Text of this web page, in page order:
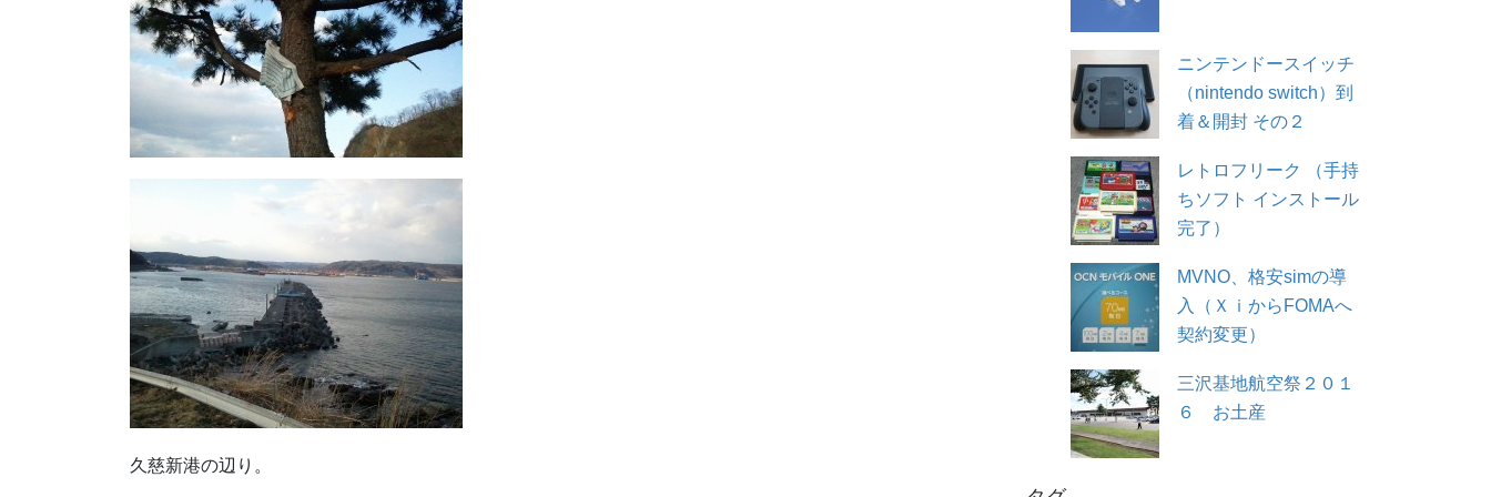
久慈新港の辺り。
ニンテンドースイッチ
（nintendo switch）到
着＆開封 その２
レトロフリーク （手持
ちソフト インストール
完了）
MVNO、格安simの導
入（ＸｉからFOMAへ
契約変更）
三沢基地航空祭２０１
６ お土産